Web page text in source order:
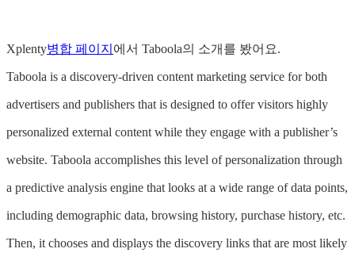
Xplenty병합 페이지 에서 Taboola의 소개를 봤어요.
Taboola is a discovery-driven content marketing service for both
advertisers and publishers that is designed to offer visitors highly
personalized external content while they engage with a publisher’s
website. Taboola accomplishes this level of personalization through
a predictive analysis engine that looks at a wide range of data points,
including demographic data, browsing history, purchase history, etc.
Then, it chooses and displays the discovery links that are most likely